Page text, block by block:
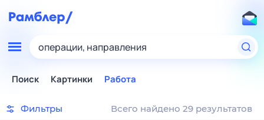
операции, направления
Поиск Картинки Работа
Фильтры Всего найдено 29 результатов